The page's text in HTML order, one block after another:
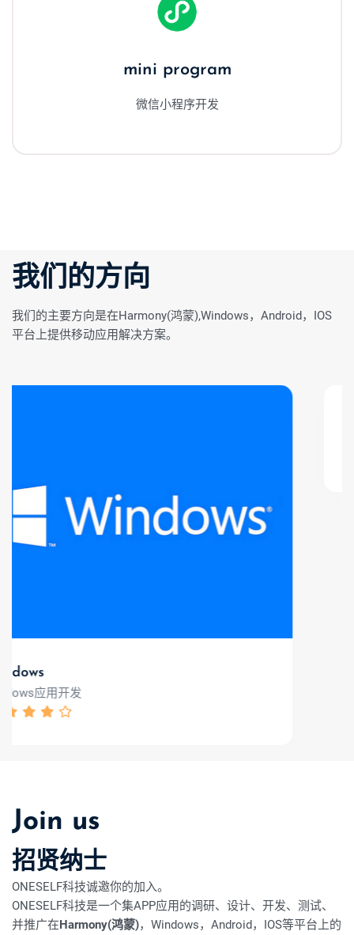
mini program
微信小程序开发
我们的方向
我们的主要方向是在Harmony(鸿蒙),Windows，Android，IOS
平台上提供移动应用解决方案。
Join us
招贤纳士
ONESELF科技诚邀你的加入。
ONESELF科技是一个集APP应用的调研、设计、开发、测试、
并推广在Harmony(鸿蒙)，Windows，Android，IOS等平台上的